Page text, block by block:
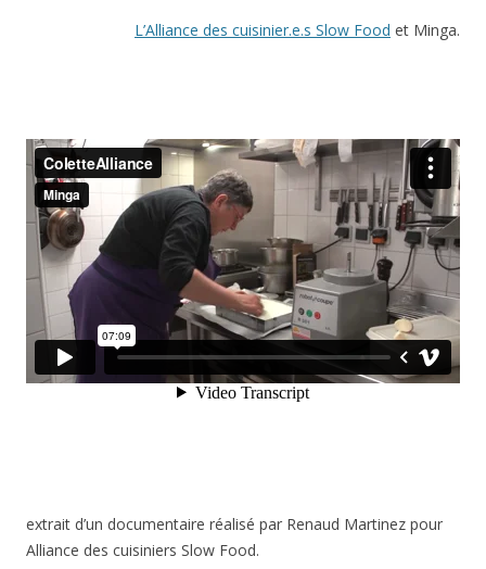
L’Alliance des cuisinier.e.s Slow Food et Minga.
extrait d’un documentaire réalisé par Renaud Martinez pour
Alliance des cuisiniers Slow Food.